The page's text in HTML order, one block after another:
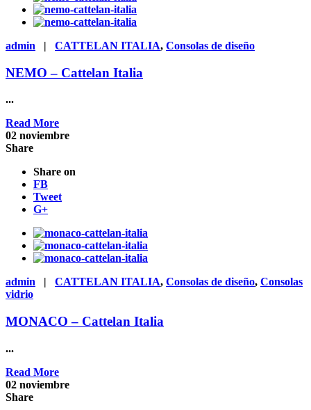
admin | CATTELAN ITALIA, Consolas de diseño
NEMO – Cattelan Italia
...
Read More
02 noviembre
Share
Share on
FB
Tweet
G+
admin | CATTELAN ITALIA, Consolas de diseño, Consolas
vidrio
MONACO – Cattelan Italia
...
Read More
02 noviembre
Share